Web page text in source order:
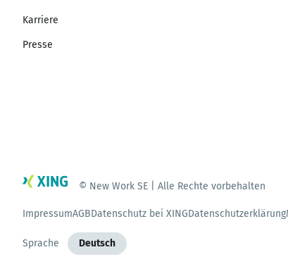
Karriere
Presse
© New Work SE | Alle Rechte vorbehalten
ImpressumAGBDatenschutz bei XINGDatenschutzerklärung
Sprache Deutsch